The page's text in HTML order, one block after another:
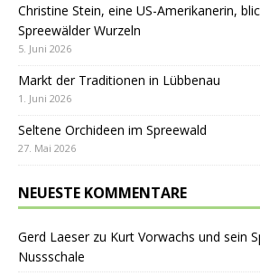
Christine Stein, eine US-Amerikanerin,
Spreewälder Wurzeln
5. Juni 2026
Markt der Traditionen in Lübbenau
1. Juni 2026
Seltene Orchideen im Spreewald
27. Mai 2026
NEUESTE KOMMENTARE
Gerd Laeserzu Kurt Vorwachs und sein
Nussschale